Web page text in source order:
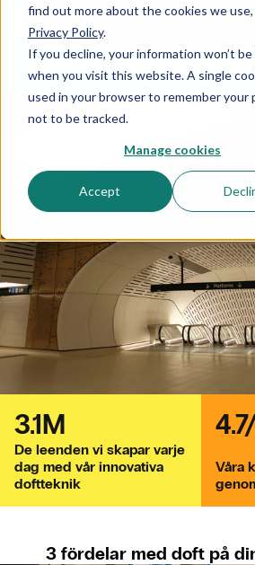
find out more about the cookies we
Privacy Policy.
If you decline, your information won’t
when you visit this website. A single
used in your browser to remember your
not to be tracked.
Manage cookies
Accept
Upptäck våra
De leenden vi skapar varje
dag med vår innovativa
doftteknik
3.1M
Våra
3 fördelar med doft på